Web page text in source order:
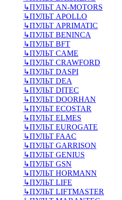
↳ПУЛЬТ AN-MOTORS
↳ПУЛЬТ APOLLO
↳ПУЛЬТ APRIMATIC
↳ПУЛЬТ BENINCA
↳ПУЛЬТ BFT
↳ПУЛЬТ CAME
↳ПУЛЬТ CRAWFORD
↳ПУЛЬТ DASPI
↳ПУЛЬТ DEA
↳ПУЛЬТ DITEC
↳ПУЛЬТ DOORHAN
↳ПУЛЬТ ECOSTAR
↳ПУЛЬТ ELMES
↳ПУЛЬТ EUROGATE
↳ПУЛЬТ FAAC
↳ПУЛЬТ GARRISON
↳ПУЛЬТ GENIUS
↳ПУЛЬТ GSN
↳ПУЛЬТ HORMANN
↳ПУЛЬТ LIFE
↳ПУЛЬТ LIFTMASTER